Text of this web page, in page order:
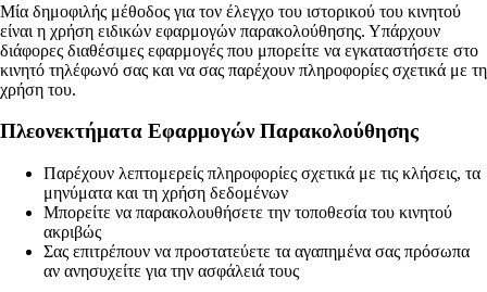
Μία δημοφιλής μέθοδος για τον έλεγχο του ιστορικού του κινητού
είναι η χρήση ειδικών εφαρμογών παρακολούθησης. Υπάρχουν
διάφορες διαθέσιμες εφαρμογές που μπορείτε να εγκαταστήσετε στο
κινητό τηλέφωνό σας και να σας παρέχουν πληροφορίες σχετικά με τη
χρήση του.
Πλεονεκτήματα Εφαρμογών Παρακολούθησης
Παρέχουν λεπτομερείς πληροφορίες σχετικά με τις κλήσεις, τα
μηνύματα και τη χρήση δεδομένων
Μπορείτε να παρακολουθήσετε την τοποθεσία του κινητού
ακριβώς
Σας επιτρέπουν να προστατεύετε τα αγαπημένα σας πρόσωπα
αν ανησυχείτε για την ασφάλειά τους